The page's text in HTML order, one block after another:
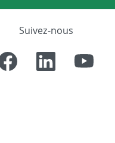
Suivez-nous